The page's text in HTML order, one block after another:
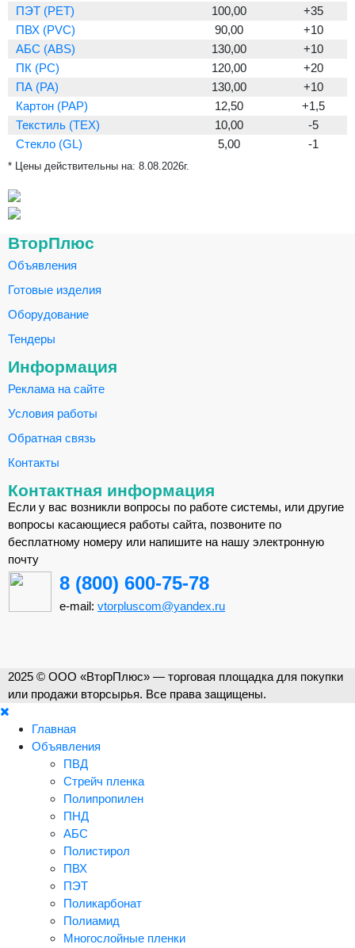
ПЭТ (PET)
100,00
+35
ПВХ (PVC)
90,00
+10
АБС (ABS)
130,00
+10
ПК (PC)
120,00
+20
ПА (PA)
130,00
+10
Картон (PAP)
12,50
+1,5
Текстиль (TEX)
10,00
-5
Стекло (GL)
5,00 -1
* Цены действительны на: 8.08.2026г.
ВторПлюс
Объявления
Готовые изделия
Оборудование
Тендеры
Информация
Реклама на сайте
Условия работы
Обратная связь
Контакты
Контактная информация
Если у вас возникли вопросы по работе системы, или другие
вопросы касающиеся работы сайта, позвоните по
бесплатному номеру или напишите на нашу электронную
почту
8 (800) 600-75-78
e-mail: vtorpluscom@yandex.ru
2025 © ООО «ВторПлюс» — торговая площадка для покупки
или продажи вторсырья. Все права защищены.
Главная
Объявления
ПВД
Стрейч пленка
Полипропилен
ПНД
АБС
Полистирол
ПВХ
ПЭТ
Поликарбонат
Полиамид
Многослойные пленки